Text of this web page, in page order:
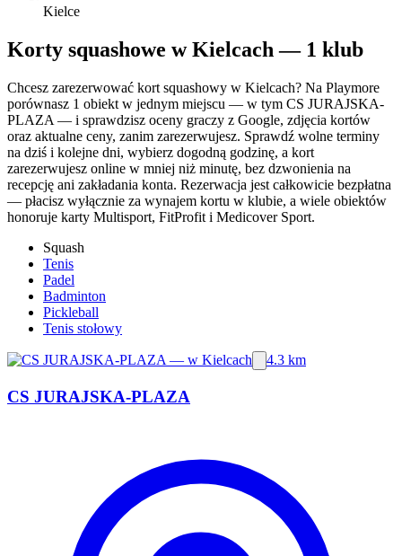
Kielce
Korty squashowe w Kielcach — 1 klub
Chcesz zarezerwować kort squashowy w Kielcach? Na Playmore
porównasz 1 obiekt w jednym miejscu — w tym CS JURAJSKA-
PLAZA — i sprawdzisz oceny graczy z Google, zdjęcia kortów
oraz aktualne ceny, zanim zarezerwujesz. Sprawdź wolne terminy
na dziś i kolejne dni, wybierz dogodną godzinę, a kort
zarezerwujesz online w mniej niż minutę, bez dzwonienia na
recepcję ani zakładania konta. Rezerwacja jest całkowicie bezpłatna
— płacisz wyłącznie za wynajem kortu w klubie, a wiele obiektów
honoruje karty Multisport, FitProfit i Medicover Sport.
Squash
Tenis
Padel
Badminton
Pickleball
Tenis stołowy
4.3 km
CS JURAJSKA-PLAZA